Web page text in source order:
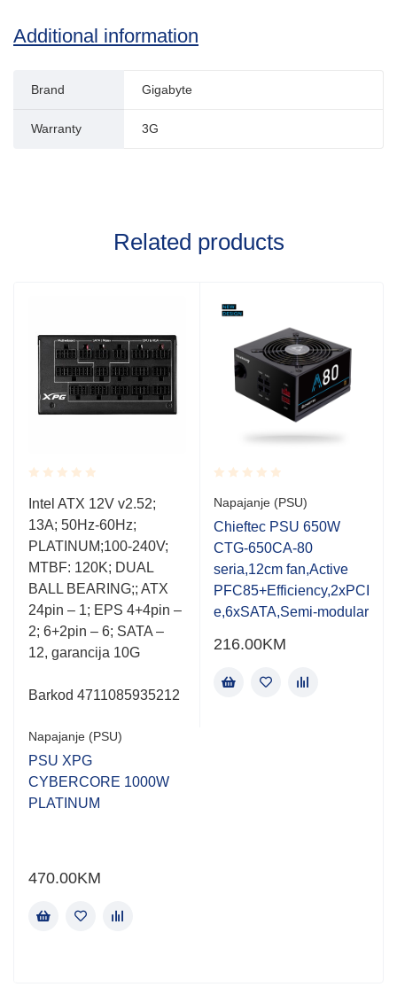
Additional information
Brand Gigabyte
Warranty 3G
Related products
Rated
0.001
out
of
5
Intel ATX 12V v2.52;
13A; 50Hz-60Hz;
PLATINUM;100-240V;
MTBF: 120K; DUAL
BALL BEARING;; ATX
24pin – 1; EPS 4+4pin –
2; 6+2pin – 6; SATA –
12, garancija 10G
Barkod 4711085935212
Napajanje (PSU)
PSU XPG
CYBERCORE 1000W
PLATINUM
470.00KM
Rated
0.001
out
of
5
Napajanje (PSU)
Chieftec PSU 650W
CTG-650CA-80
seria,12cm fan,Active
PFC85+Efficiency,2xPCI
e,6xSATA,Semi-modular
216.00KM